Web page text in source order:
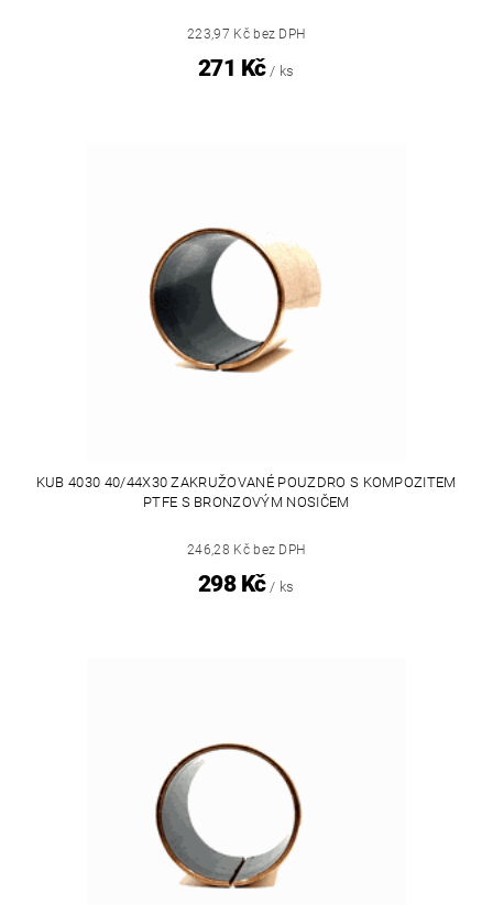
223,97 Kč bez DPH
271 Kč / ks
KUB 4030 40/44X30 ZAKRUŽOVANÉ POUZDRO S KOMPOZITEM
PTFE S BRONZOVÝM NOSIČEM
246,28 Kč bez DPH
298 Kč / ks